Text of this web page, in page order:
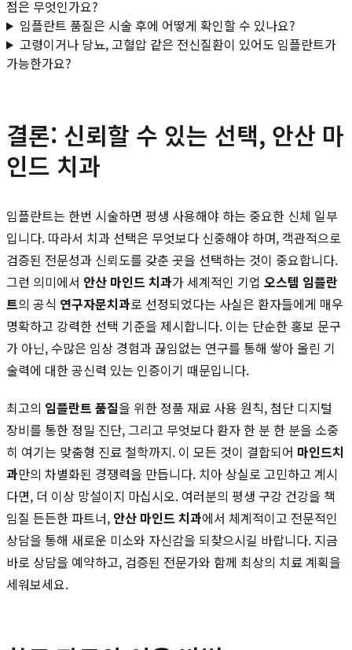
점은 무엇인가요?
임플란트 품질은 시술 후에 어떻게 확인할 수 있나요?
고령이거나 당뇨, 고혈압 같은 전신질환이 있어도 임플란트가
가능한가요?
결론: 신뢰할 수 있는 선택, 안산 마
인드 치과
임플란트는 한번 시술하면 평생 사용해야 하는 중요한 신체 일부
입니다. 따라서 치과 선택은 무엇보다 신중해야 하며, 객관적으로
검증된 전문성과 신뢰도를 갖춘 곳을 선택하는 것이 중요합니다.
그런 의미에서 안산 마인드 치과가 세계적인 기업 오스템 임플란
트의 공식 연구자문치과로 선정되었다는 사실은 환자들에게 매우
명확하고 강력한 선택 기준을 제시합니다. 이는 단순한 홍보 문구
가 아닌, 수많은 임상 경험과 끊임없는 연구를 통해 쌓아 올린 기
술력에 대한 공신력 있는 인증이기 때문입니다.
최고의 임플란트 품질을 위한 정품 재료 사용 원칙, 첨단 디지털
장비를 통한 정밀 진단, 그리고 무엇보다 환자 한 분 한 분을 소중
히 여기는 맞춤형 진료 철학까지. 이 모든 것이 결합되어 마인드치
과만의 차별화된 경쟁력을 만듭니다. 치아 상실로 고민하고 계시
다면, 더 이상 망설이지 마십시오. 여러분의 평생 구강 건강을 책
임질 든든한 파트너, 안산 마인드 치과에서 체계적이고 전문적인
상담을 통해 새로운 미소와 자신감을 되찾으시길 바랍니다. 지금
바로 상담을 예약하고, 검증된 전문가와 함께 최상의 치료 계획을
세워보세요.